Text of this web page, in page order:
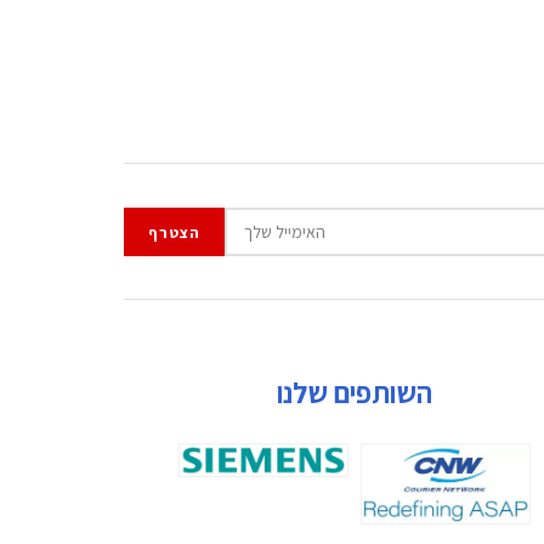
השותפים שלנו